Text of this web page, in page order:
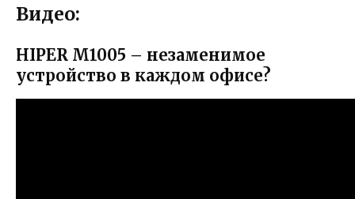
Видео:
HIPER M1005 – незаменимое
устройство в каждом офисе?